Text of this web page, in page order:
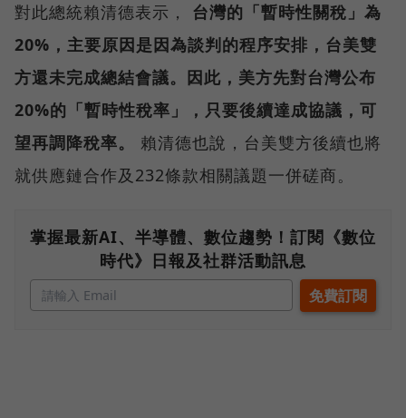
對此總統賴清德表示， 台灣的「暫時性關稅」為
20%，主要原因是因為談判的程序安排，台美雙
方還未完成總結會議。因此，美方先對台灣公布
20%的「暫時性稅率」，只要後續達成協議，可
望再調降稅率。
賴清德也說，台美雙方後續也將
就供應鏈合作及232條款相關議題一併磋商。
掌握最新AI、半導體、數位趨勢！訂閱《數位
時代》日報及社群活動訊息